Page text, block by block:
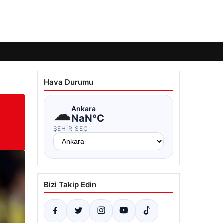
Hava Durumu
☁Ankara
NaN°C
ŞEHIR SEÇ
Bizi Takip Edin